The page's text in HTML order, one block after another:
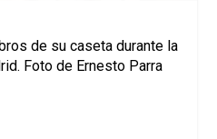
de su caseta durante la
Foto de Ernesto Parra